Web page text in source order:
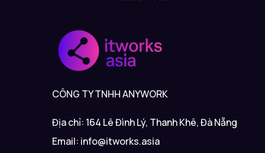
CÔNG TY TNHH ANYWORK
Địa chỉ: 164 Lê Đình Lý, Thanh Khê, Đà Nẵng
Email: info@itworks.asia